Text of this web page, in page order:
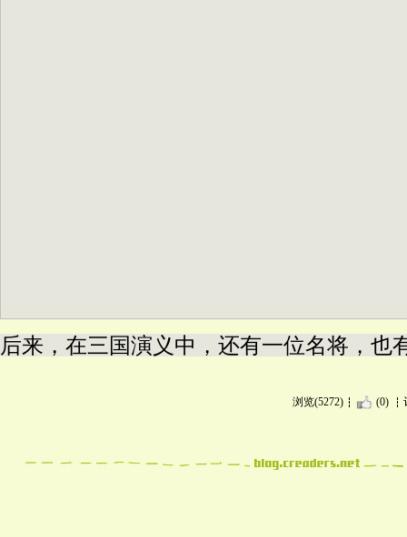
后来，在三国演义中，还有一位名将，
浏览(5272) (0)